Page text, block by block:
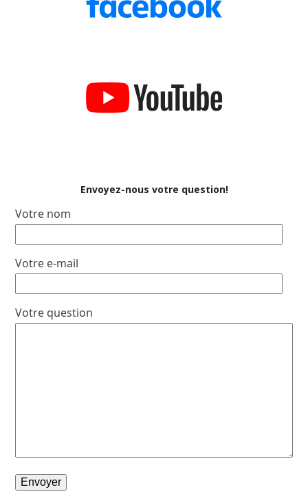
Envoyez-nous votre question!
Votre nom
Votre e-mail
Votre question